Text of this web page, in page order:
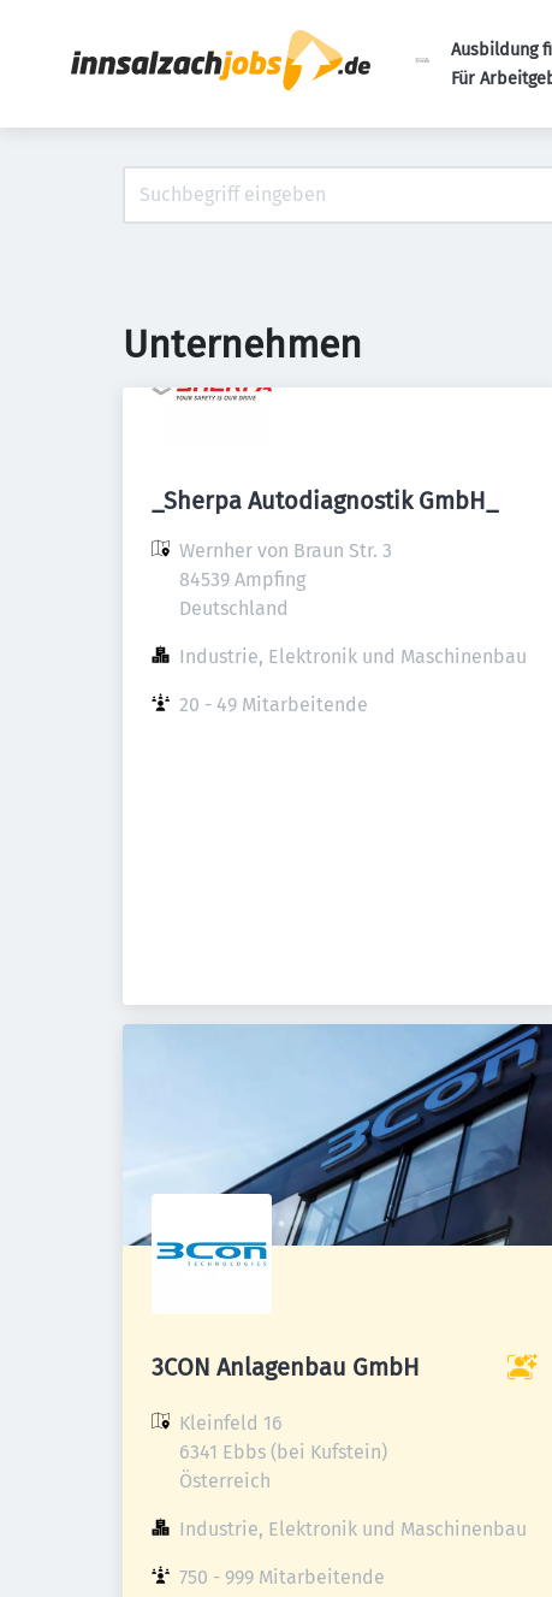
Ausbildung
Für
Unternehmen
_Sherpa Autodiagnostik GmbH_
Wernher von Braun Str. 3
84539 Ampfing
Deutschland
Industrie, Elektronik und Maschinenbau
20 - 49 Mitarbeitende
3CON Anlagenbau GmbH
Kleinfeld 16
6341 Ebbs (bei Kufstein)
Österreich
Industrie, Elektronik und Maschinenbau
750 - 999 Mitarbeitende